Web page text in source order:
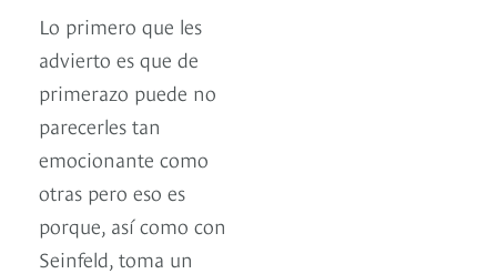
Lo primero que les
advierto es que de
primerazo puede no
parecerles tan
emocionante como
otras pero eso es
porque, así como con
Seinfeld, toma un